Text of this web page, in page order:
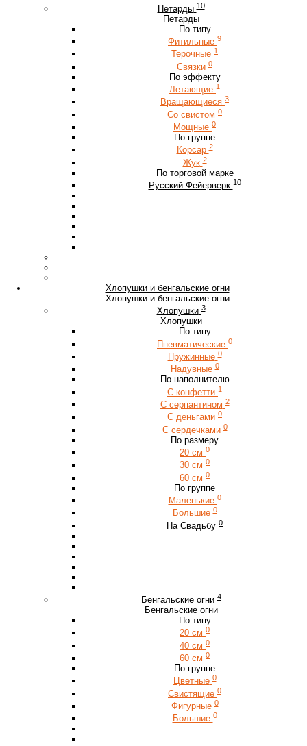
Петарды 10
Петарды
По типу
Фитильные 9
Терочные 1
Связки 0
По эффекту
Летающие 1
Вращающиеся 3
Со свистом 0
Мощные 0
По группе
Корсар 2
Жук 2
По торговой марке
Русский Фейерверк 10
Хлопушки и бенгальские огни
Хлопушки и бенгальские огни
Хлопушки 3
Хлопушки
По типу
Пневматические 0
Пружинные 0
Надувные 0
По наполнителю
С конфетти 1
С серпантином 2
С деньгами 0
С сердечками 0
По размеру
20 см 0
30 см 0
60 см 0
По группе
Маленькие 0
Большие 0
На Свадьбу 0
Бенгальские огни 4
Бенгальские огни
По типу
20 см 0
40 см 0
60 см 0
По группе
Цветные 0
Свистящие 0
Фигурные 0
Большие 0